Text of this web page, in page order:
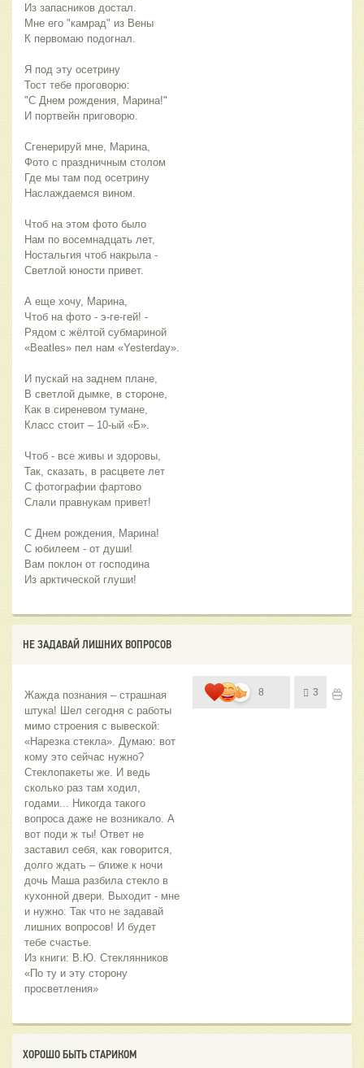
Из запасников достал.
Мне его "камрад" из Вены
К первомаю подогнал.
Я под эту осетрину
Тост тебе проговорю:
"С Днем рождения, Марина!"
И портвейн приговорю.
Сгенерируй мне, Марина,
Фото с праздничным столом
Где мы там под осетрину
Наслаждаемся вином.
Чтоб на этом фото было
Нам по восемнадцать лет,
Ностальгия чтоб накрыла -
Светлой юности привет.
А еще хочу, Марина,
Чтоб на фото - э-ге-гей! -
Рядом с жёлтой субмариной
И пускай на заднем плане,
В светлой дымке, в стороне,
Как в сиреневом тумане,
Класс стоит – 10-ый «Б».
Чтоб - все живы и здоровы,
Так, сказать, в расцвете лет
С фотографии фартово
Слали правнукам привет!
С Днем рождения, Марина!
С юбилеем - от души!
Вам поклон от господина
Из арктической глуши!
НЕ ЗАДАВАЙ ЛИШНИХ ВОПРОСОВ
Жажда познания – страшная
штука! Шел сегодня с работы
мимо строения с вывеской:
«Нарезка стекла». Думаю: вот
кому это сейчас нужно?
Стеклопакеты же. И ведь
сколько раз там ходил,
годами... Никогда такого
вопроса даже не возникало. А
вот поди ж ты! Ответ не
заставил себя, как говорится,
долго ждать – ближе к ночи
дочь Маша разбила стекло в
кухонной двери. Выходит - мне
и нужно. Так что не задавай
лишних вопросов! И будет
тебе счастье.
Из книги: В.Ю. Стеклянников
«По ту и эту сторону
просветления»
8 3
ХОРОШО БЫТЬ СТАРИКОМ